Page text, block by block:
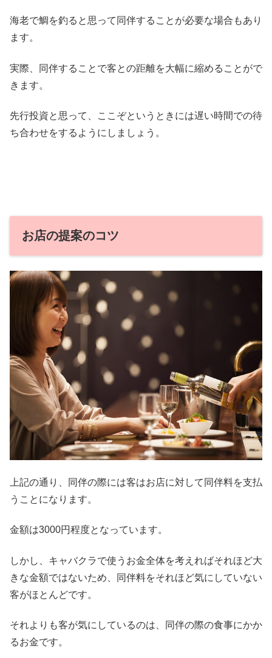
海老で鯛を釣ると思って同伴することが必要な場合もあり
ます。
実際、同伴することで客との距離を大幅に縮めることがで
きます。
先行投資と思って、ここぞというときには遅い時間での待
ち合わせをするようにしましょう。
お店の提案のコツ
上記の通り、同伴の際には客はお店に対して同伴料を支払
うことになります。
金額は3000円程度となっています。
しかし、キャバクラで使うお金全体を考えればそれほど大
きな金額ではないため、同伴料をそれほど気にしていない
客がほとんどです。
それよりも客が気にしているのは、同伴の際の食事にかか
るお金です。